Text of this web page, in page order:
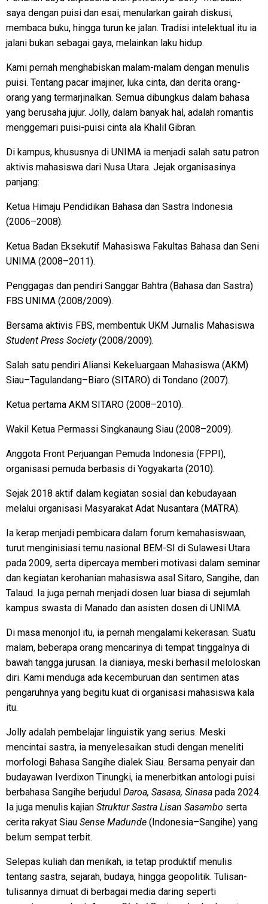
saya dengan puisi dan esai, menularkan gairah diskusi,
membaca buku, hingga turun ke jalan. Tradisi intelektual itu ia
jalani bukan sebagai gaya, melainkan laku hidup.
Kami pernah menghabiskan malam-malam dengan menulis
puisi. Tentang pacar imajiner, luka cinta, dan derita orang-
orang yang termarjinalkan. Semua dibungkus dalam bahasa
yang berusaha jujur. Jolly, dalam banyak hal, adalah romantis
menggemari puisi-puisi cinta ala Khalil Gibran.
Di kampus, khususnya di UNIMA ia menjadi salah satu patron
aktivis mahasiswa dari Nusa Utara. Jejak organisasinya
panjang:
Ketua Himaju Pendidikan Bahasa dan Sastra Indonesia
(2006–2008).
Ketua Badan Eksekutif Mahasiswa Fakultas Bahasa dan Seni
UNIMA (2008–2011).
Penggagas dan pendiri Sanggar Bahtra (Bahasa dan Sastra)
FBS UNIMA (2008/2009).
Bersama aktivis FBS, membentuk UKM Jurnalis Mahasiswa
Student Press Society(2008/2009).
Salah satu pendiri Aliansi Kekeluargaan Mahasiswa (AKM)
Siau–Tagulandang–Biaro (SITARO) di Tondano (2007).
Ketua pertama AKM SITARO (2008–2010).
Wakil Ketua Permassi Singkanaung Siau (2008–2009).
Anggota Front Perjuangan Pemuda Indonesia (FPPI),
organisasi pemuda berbasis di Yogyakarta (2010).
Sejak 2018 aktif dalam kegiatan sosial dan kebudayaan
melalui organisasi Masyarakat Adat Nusantara (MATRA).
Ia kerap menjadi pembicara dalam forum kemahasiswaan,
turut menginisiasi temu nasional BEM-SI di Sulawesi Utara
pada 2009, serta dipercaya memberi motivasi dalam seminar
dan kegiatan kerohanian mahasiswa asal Sitaro, Sangihe, dan
Talaud. Ia juga pernah menjadi dosen luar biasa di sejumlah
kampus swasta di Manado dan asisten dosen di UNIMA.
Di masa menonjol itu, ia pernah mengalami kekerasan. Suatu
malam, beberapa orang mencarinya di tempat tinggalnya di
bawah tangga jurusan. Ia dianiaya, meski berhasil meloloskan
diri. Kami menduga ada kecemburuan dan sentimen atas
pengaruhnya yang begitu kuat di organisasi mahasiswa kala
itu.
Jolly adalah pembelajar linguistik yang serius. Meski
mencintai sastra, ia menyelesaikan studi dengan meneliti
morfologi Bahasa Sangihe dialek Siau. Bersama penyair dan
budayawan Iverdixon Tinungki, ia menerbitkan antologi puisi
berbahasa Sangihe berjudul Daroa, Sasasa, Sinasa pada 2024.
Ia juga menulis kajian Struktur Sastra Lisan Sasambo serta
cerita rakyat Siau Sense Madunde (Indonesia–Sangihe) yang
belum sempat terbit.
Selepas kuliah dan menikah, ia tetap produktif menulis
tentang sastra, sejarah, budaya, hingga geopolitik. Tulisan-
tulisannya dimuat di berbagai media daring seperti